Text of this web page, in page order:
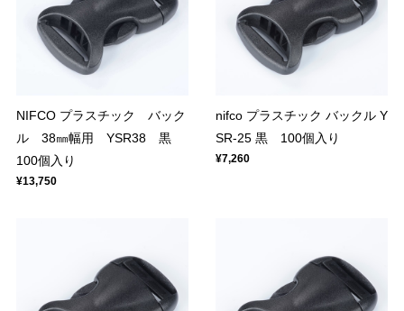
NIFCO プラスチック バック
ル 38㎜幅用 YSR38 黒
100個入り
¥13,750
nifco プラスチック バックル Y
SR-25 黒 100個入り
¥7,260